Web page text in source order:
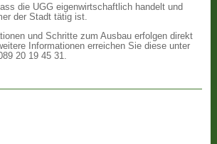
die UGG eigenwirtschaftlich handelt und
der Stadt tätig ist.
und Schritte zum Ausbau erfolgen direkt
Informationen erreichen Sie diese unter
20 19 45 31.